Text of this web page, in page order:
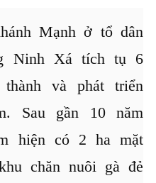
Mạnh ở tổ dân
Ninh Xá tích tụ 6
và phát triển
Sau gần 10 năm
hiện có 2 ha mặt
chăn nuôi gà đẻ